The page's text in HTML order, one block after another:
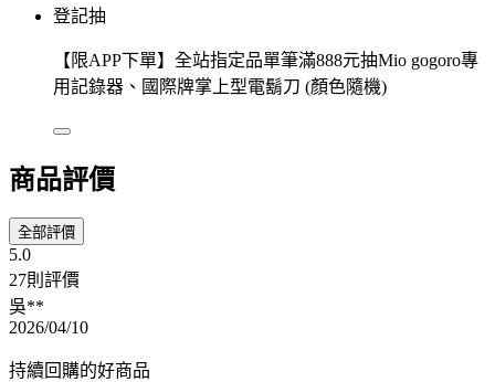
登記抽
【限APP下單】全站指定品單筆滿888元抽Mio gogoro專
用記錄器、國際牌掌上型電鬍刀 (顏色隨機)
商品評價
全部評價
5.0
27則評價
吳**
2026/04/10
持續回購的好商品